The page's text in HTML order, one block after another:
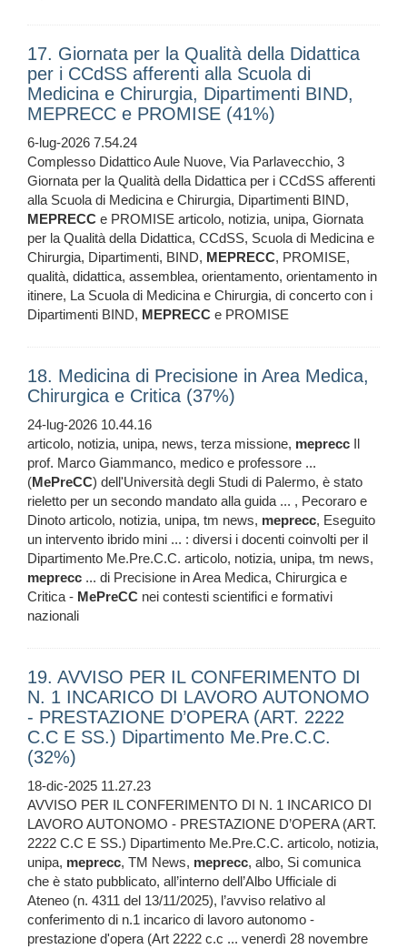
17. Giornata per la Qualità della Didattica
per i CCdSS afferenti alla Scuola di
Medicina e Chirurgia, Dipartimenti BIND,
MEPRECC e PROMISE (41%)
6-lug-2026 7.54.24
Complesso Didattico Aule Nuove, Via Parlavecchio, 3
Giornata per la Qualità della Didattica per i CCdSS afferenti
alla Scuola di Medicina e Chirurgia, Dipartimenti BIND,
MEPRECC e PROMISE articolo, notizia, unipa, Giornata
per la Qualità della Didattica, CCdSS, Scuola di Medicina e
Chirurgia, Dipartimenti, BIND, MEPRECC, PROMISE,
qualità, didattica, assemblea, orientamento, orientamento in
itinere, La Scuola di Medicina e Chirurgia, di concerto con i
Dipartimenti BIND, MEPRECC e PROMISE
18. Medicina di Precisione in Area Medica,
Chirurgica e Critica (37%)
24-lug-2026 10.44.16
articolo, notizia, unipa, news, terza missione, meprecc Il
prof. Marco Giammanco, medico e professore ...
(MePreCC) dell'Università degli Studi di Palermo, è stato
rieletto per un secondo mandato alla guida ... , Pecoraro e
Dinoto articolo, notizia, unipa, tm news, meprecc, Eseguito
un intervento ibrido mini ... : diversi i docenti coinvolti per il
Dipartimento Me.Pre.C.C. articolo, notizia, unipa, tm news,
meprecc ... di Precisione in Area Medica, Chirurgica e
Critica - MePreCC nei contesti scientifici e formativi
nazionali
19. AVVISO PER IL CONFERIMENTO DI
N. 1 INCARICO DI LAVORO AUTONOMO
- PRESTAZIONE D’OPERA (ART. 2222
C.C E SS.) Dipartimento Me.Pre.C.C.
(32%)
18-dic-2025 11.27.23
AVVISO PER IL CONFERIMENTO DI N. 1 INCARICO DI
LAVORO AUTONOMO - PRESTAZIONE D’OPERA (ART.
2222 C.C E SS.) Dipartimento Me.Pre.C.C. articolo, notizia,
unipa, meprecc, TM News, meprecc, albo, Si comunica
che è stato pubblicato, all’interno dell’Albo Ufficiale di
Ateneo (n. 4311 del 13/11/2025), l’avviso relativo al
conferimento di n.1 incarico di lavoro autonomo -
prestazione d'opera (Art 2222 c.c ... venerdì 28 novembre